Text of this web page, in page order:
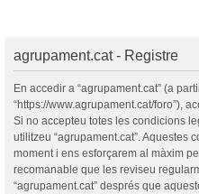
agrupament.cat - Registre
En accedir a “agrupament.cat” (a
“https://www.agrupament.cat/foro”),
Si no accepteu totes les condicions
utilitzeu “agrupament.cat”. Aquestes
moment i ens esforçarem al màxim
recomanable que les reviseu
“agrupament.cat” després que